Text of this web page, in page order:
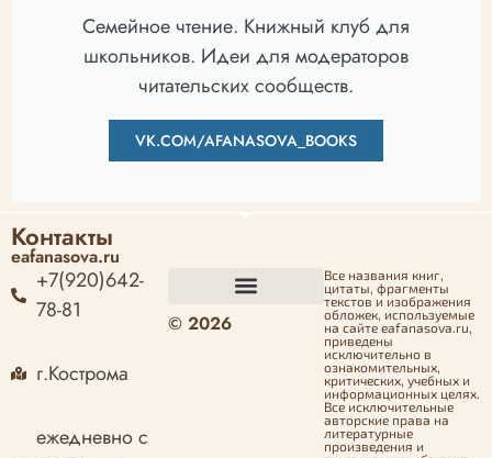
Семейное чтение. Книжный клуб для
школьников. Идеи для модераторов
читательских сообществ.
VK.COM/AFANASOVA_BOOKS
Контакты
eafanasova.ru
+7(920)642-
78-81
г.Кострома
ежедневно с
© 2026
Все названия книг,
цитаты, фрагменты
текстов и изображения
обложек, используемые
на сайте eafanasova.ru,
приведены
исключительно в
ознакомительных,
критических, учебных и
информационных целях.
Все исключительные
авторские права на
литературные
произведения и